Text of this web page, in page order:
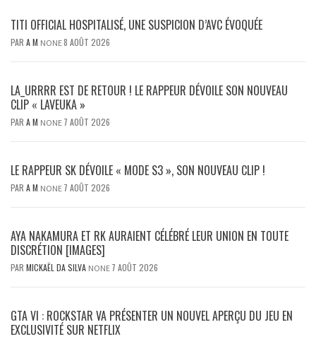
TITI OFFICIAL HOSPITALISÉ, UNE SUSPICION D’AVC ÉVOQUÉE
PAR A M NONE8 AOÛT 2026
LA_URRRR EST DE RETOUR ! LE RAPPEUR DÉVOILE SON NOUVEAU
CLIP « LAVEUKA »
PAR A M NONE 7 AOÛT 2026
LE RAPPEUR SK DÉVOILE « MODE S3 », SON NOUVEAU CLIP !
PAR A M NONE 7 AOÛT 2026
AYA NAKAMURA ET RK AURAIENT CÉLÉBRÉ LEUR UNION EN TOUTE
DISCRÉTION [IMAGES]
PAR MICKAËL DA SILVA NONE 7 AOÛT 2026
GTA VI : ROCKSTAR VA PRÉSENTER UN NOUVEL APERÇU DU JEU EN
EXCLUSIVITÉ SUR NETFLIX